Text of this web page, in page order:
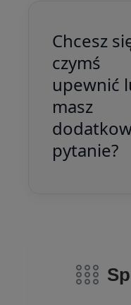
Chcesz
czymś
upewnić
masz
pytanie?